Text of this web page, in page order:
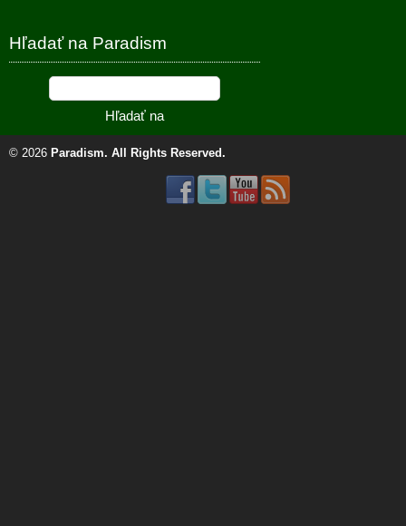
Hľadať na Paradism
© 2026 Paradism. All Rights Reserved.